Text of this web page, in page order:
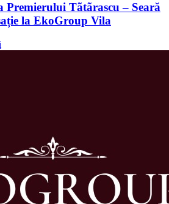
Premierului Tãtãrascu – Seară
la EkoGroup Vila